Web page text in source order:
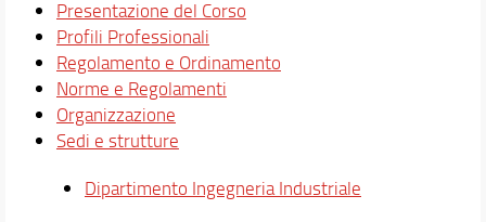
Presentazione del Corso
Profili Professionali
Regolamento e Ordinamento
Norme e Regolamenti
Organizzazione
Sedi e strutture
Dipartimento Ingegneria Industriale